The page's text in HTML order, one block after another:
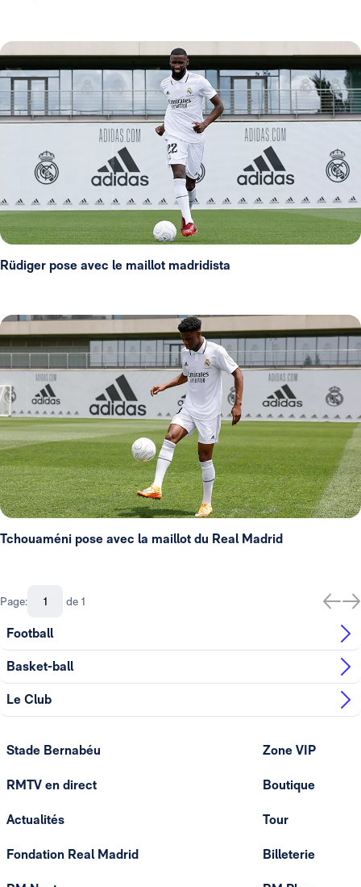
Rüdiger pose avec le maillot madridista
Tchouaméni pose avec la maillot du Real Madrid
Page: de 1
Football
Basket-ball
Le Club
Stade Bernabéu
RMTV en direct
Actualités
Fondation Real Madrid
Zone VIP
Boutique
Tour
Billeterie